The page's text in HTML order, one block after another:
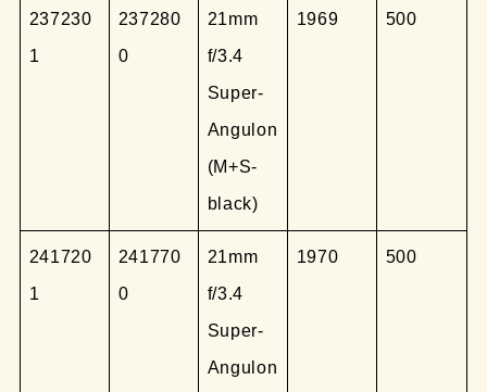
237230
1
237280
0
21mm
f/3.4
Super-
Angulon
(M+S-
black)
1969 500
241720
1
241770
0
21mm
f/3.4
Super-
Angulon
1970 500